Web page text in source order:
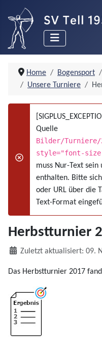
Home Bogensport
Unsere Turniere
danger
Quelle
Bilder/Turniere/
style="font-size:
muss Nur-Text sein
enthalten. Bitte
oder URL über die
Text-Format
Herbstturnier
DetailsZuletzt aktualisiert: 09.
Das Herbstturnier 2017